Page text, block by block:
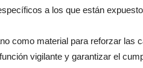
a los que están
como material para reforzar las
vigilante y garantizar el